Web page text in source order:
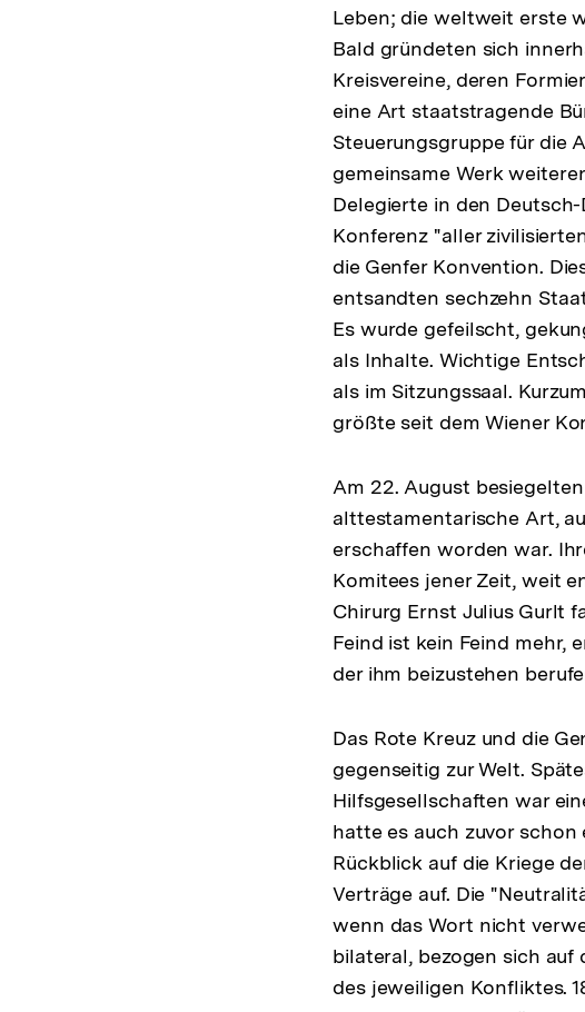
Leben; die weltweit erste
Bald gründeten sich
Kreisvereine, deren
eine Art staatstragende
Steuerungsgruppe für die
gemeinsame Werk
Delegierte in den
Konferenz "aller
die Genfer Konvention.
entsandten sechzehn
Es wurde gefeilscht,
als Inhalte. Wichtige
als im Sitzungssaal.
größte seit dem Wiener
Am 22. August
alttestamentarische Art,
erschaffen worden war.
Komitees jener Zeit, weit
Chirurg Ernst Julius Gurlt
Feind ist kein Feind mehr,
der ihm beizustehen
Das Rote Kreuz und die
gegenseitig zur Welt.
Hilfsgesellschaften war
hatte es auch zuvor
Rückblick auf die Kriege
Verträge auf. Die
wenn das Wort nicht
bilateral, bezogen sich
des jeweiligen Konfliktes.